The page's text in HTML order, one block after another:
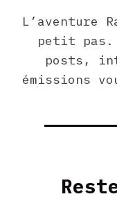
L’aventure
petit pas.
posts,
émissions